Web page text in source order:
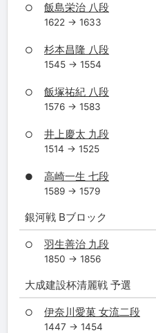
○ 飯島栄治 八段
1622 → 1633
○ 杉本昌隆 八段
1545 → 1554
○ 飯塚祐紀 八段
1576 → 1583
○ 井上慶太 九段
1514 → 1525
● 高崎一生 七段
1589 → 1579
銀河戦 Bブロック
○ 羽生善治 九段
1850 → 1856
大成建設杯清麗戦 予選
○ 伊奈川愛菓 女流二段
1447 → 1454